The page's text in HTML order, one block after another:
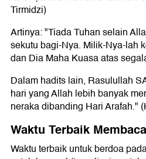
Tirmidzi)
Artinya: "Tiada Tuhan selain
sekutu bagi-Nya. Milik-Nya-lah
dan Dia Maha Kuasa atas
Dalam hadits lain, Rasulullah
hari yang Allah lebih banyak
neraka dibanding Hari Arafah."
Waktu Terbaik
Waktu terbaik untuk berdoa